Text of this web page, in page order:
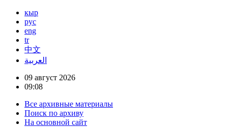
кыр
рус
eng
tr
中文
العربية
09 август 2026
09:08
Все архивные материалы
Поиск по архиву
На основной сайт